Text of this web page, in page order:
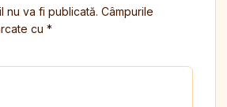
nu va fi publicată. Câmpurile
cu *